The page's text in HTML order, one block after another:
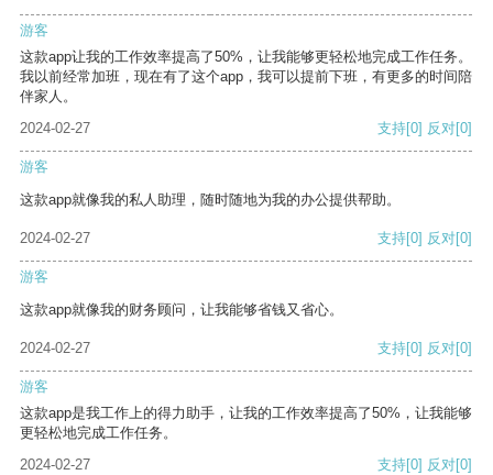
游客
这款app让我的工作效率提高了50%，让我能够更轻松地完成工作任务。
我以前经常加班，现在有了这个app，我可以提前下班，有更多的时间陪
伴家人。
2024-02-27
支持[0] 反对[0]
游客
这款app就像我的私人助理，随时随地为我的办公提供帮助。
2024-02-27 支持[0] 反对[0]
游客
这款app就像我的财务顾问，让我能够省钱又省心。
2024-02-27 支持[0] 反对[0]
游客
这款app是我工作上的得力助手，让我的工作效率提高了50%，让我能够
更轻松地完成工作任务。
2024-02-27
支持[0] 反对[0]